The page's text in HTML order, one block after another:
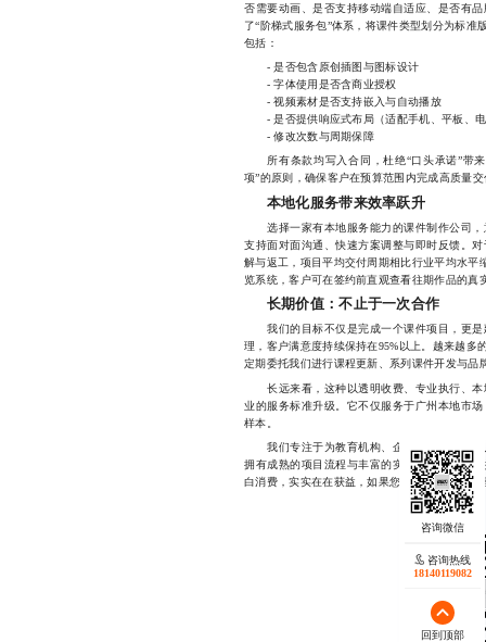
否需要动画、是否支持移动端自适应、是否有
了“阶梯式服务包”体系，将课件类型划分为标
包括：
- 是否包含原创插图与图标设计
- 字体使用是否含商业授权
- 视频素材是否支持嵌入与自动播放
- 是否提供响应式布局（适配手机、平板、
- 修改次数与周期保障
所有条款均写入合同，杜绝“口头承诺”带来
项”的原则，确保客户在预算范围内完成高质量交
本地化服务带来效率跃升
选择一家有本地服务能力的课件制作公司，
支持面对面沟通、快速方案调整与即时反馈。
解与返工，项目平均交付周期相比行业平均水平
览系统，客户可在签约前直观查看往期作品的真
长期价值：不止于一次合作
我们的目标不仅是完成一个课件项目，更是
理，客户满意度持续保持在95%以上。越来越多
定期委托我们进行课程更新、系列课件开发与品
长远来看，这种以透明收费、专业执行、本
业的服务标准升级。它不仅服务于广州本地市
样本。
我们专注于为教育机构、企业培训部门及个
拥有成熟的项目流程与丰富的实战经验，始终
白消费，实实在在获益，如果您正寻找一家值得
咨询热线
18140119082
回到顶部